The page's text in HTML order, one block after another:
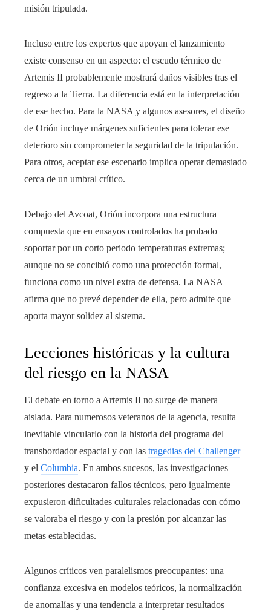
misión tripulada.
Incluso entre los expertos que apoyan el lanzamiento
existe consenso en un aspecto: el escudo térmico de
Artemis II probablemente mostrará daños visibles tras el
regreso a la Tierra. La diferencia está en la interpretación
de ese hecho. Para la NASA y algunos asesores, el diseño
de Orión incluye márgenes suficientes para tolerar ese
deterioro sin comprometer la seguridad de la tripulación.
Para otros, aceptar ese escenario implica operar demasiado
cerca de un umbral crítico.
Debajo del Avcoat, Orión incorpora una estructura
compuesta que en ensayos controlados ha probado
soportar por un corto periodo temperaturas extremas;
aunque no se concibió como una protección formal,
funciona como un nivel extra de defensa. La NASA
afirma que no prevé depender de ella, pero admite que
aporta mayor solidez al sistema.
Lecciones históricas y la cultura
del riesgo en la NASA
El debate en torno a Artemis II no surge de manera
aislada. Para numerosos veteranos de la agencia, resulta
inevitable vincularlo con la historia del programa del
transbordador espacial y con las tragedias del Challenger
y el Columbia. En ambos sucesos, las investigaciones
posteriores destacaron fallos técnicos, pero igualmente
expusieron dificultades culturales relacionadas con cómo
se valoraba el riesgo y con la presión por alcanzar las
metas establecidas.
Algunos críticos ven paralelismos preocupantes: una
confianza excesiva en modelos teóricos, la normalización
de anomalías y una tendencia a interpretar resultados